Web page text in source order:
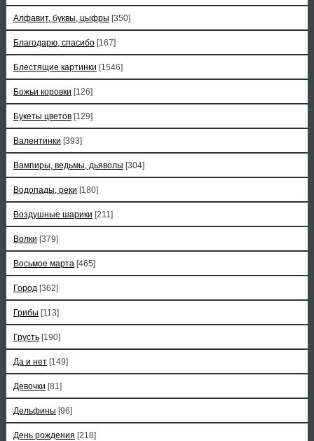
Алфавит, буквы, цыфры [350]
Благодарю, спасибо [167]
Блестящие картинки [1546]
Божьи коровки [126]
Букеты цветов [129]
Валентинки [393]
Вампиры, ведьмы, дьяволы [304]
Водопады, реки [180]
Воздушные шарики [211]
Волки [379]
Восьмое марта [465]
Город [362]
Грибы [113]
Грусть [190]
Да и нет [149]
Девочки [81]
Дельфины [96]
День рождения [218]